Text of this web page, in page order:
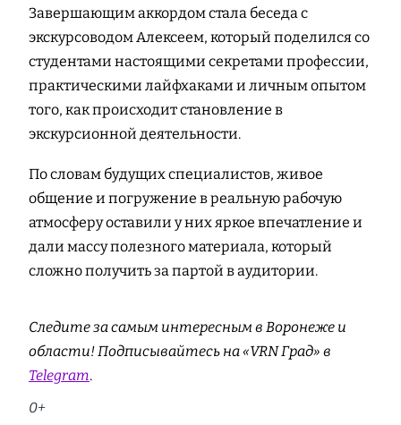
Завершающим аккордом стала беседа с
экскурсоводом Алексеем, который поделился со
студентами настоящими секретами профессии,
практическими лайфхаками и личным опытом
того, как происходит становление в
экскурсионной деятельности.
По словам будущих специалистов, живое
общение и погружение в реальную рабочую
атмосферу оставили у них яркое впечатление и
дали массу полезного материала, который
сложно получить за партой в аудитории.
Следите за самым интересным в Воронеже и
области! Подписывайтесь на «VRN Град» в
Telegram.
0+